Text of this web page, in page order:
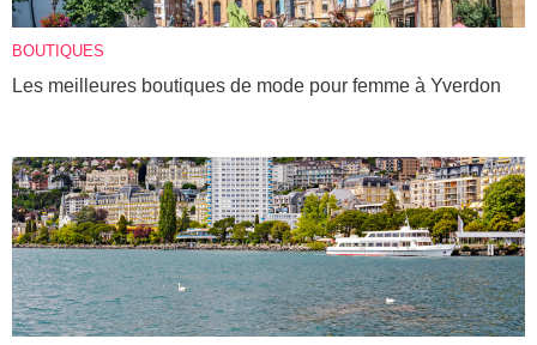
BOUTIQUES
Les meilleures boutiques de mode pour femme à Yverdon